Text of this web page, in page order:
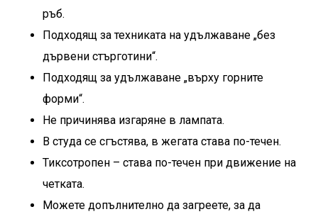
ръб.
Подходящ за техниката на удължаване „без
дървени стърготини“.
Подходящ за удължаване „върху горните
форми“.
Не причинява изгаряне в лампата.
В студа се сгъстява, в жегата става по-течен.
Тиксотропен – става по-течен при движение на
четката.
Можете допълнително да загреете, за да